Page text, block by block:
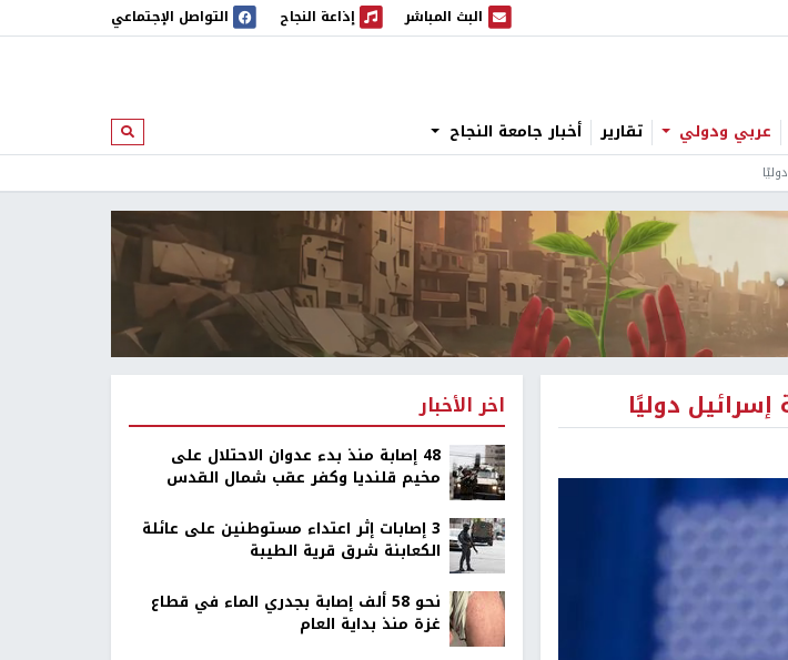
البث المباشر
البث المباشر إذاعة النجاح
إذاعة النجاح التواصل الإجتماعي
عربي ودولي تقارير أخبار جامعة النجاح ابحث
دوليًا اخر الأخبار
48 إصابة منذ بدء عدوان الاحتلال على
مخيم قلنديا وكفر عقب شمال القدس
‏3 إصابات إثر اعتداء مستوطنين على عائلة
الكعابنة شرق قرية الطيبة
نحو 58 ألف إصابة بجدري الماء في قطاع
غزة منذ بداية العام